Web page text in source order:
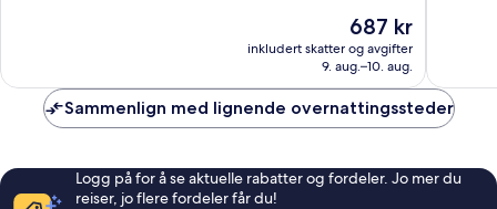
Prisen
687 kr
687 kr
inkludert skatter og avgifter
9. aug.–10. aug.
Sammenlign med lignende overnattingssteder
Logg på for å se aktuelle rabatter og fordeler. Jo mer du
reiser, jo flere fordeler får du!